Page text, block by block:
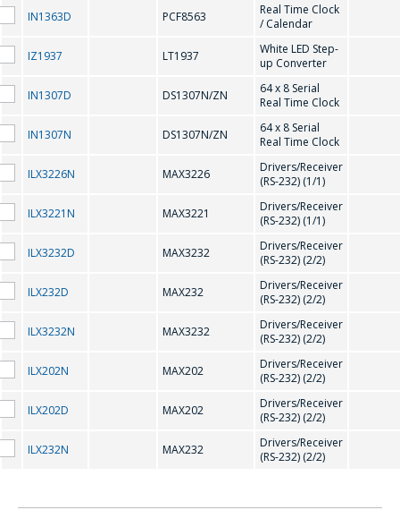
KS0065
LT1937
M
MAX3221
MAX3232
MAX3485
MAX3486
N
IN1363D PCF8563
Real Time Clock
/ Calendar
IZ1937 LT1937
White LED Step-
up Converter
IN1307D DS1307N/ZN
64 x 8 Serial
Real Time Clock
IN1307N DS1307N/ZN
64 x 8 Serial
Real Time Clock
ILX3226N MAX3226
Drivers/Receiver
(RS-232) (1/1)
ILX3221N MAX3221
Drivers/Receiver
(RS-232) (1/1)
ILX3232D MAX3232
Drivers/Receiver
(RS-232) (2/2)
ILX232D MAX232
Drivers/Receiver
(RS-232) (2/2)
ILX3232N MAX3232
Drivers/Receiver
(RS-232) (2/2)
ILX202N MAX202
Drivers/Receiver
(RS-232) (2/2)
ILX202D MAX202
Drivers/Receiver
(RS-232) (2/2)
ILX232N MAX232
Drivers/Receiver
(RS-232) (2/2)
電子郵件*
感興趣的產品/服務
SEND